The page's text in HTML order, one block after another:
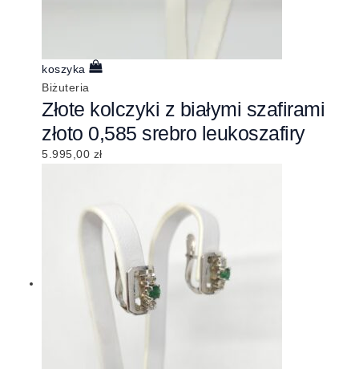
koszyka
Biżuteria
Złote kolczyki z białymi szafirami
złoto 0,585 srebro leukoszafiry
5.995,00 zł